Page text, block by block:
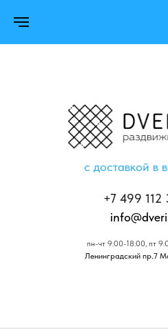
с доставкой в
+7 499 112
пн-чт 9:00-18:00, пт
Ленинградский пр.7